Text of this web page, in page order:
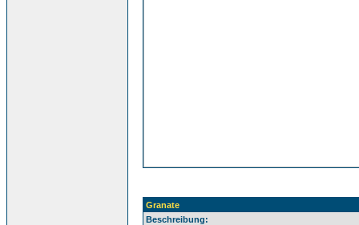
Granate
Beschreibung: